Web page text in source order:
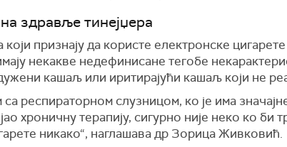
здравље тинејџера
који признају да користе електронске
некакве недефинисане тегобе
кашаљ или иритирајући кашаљ који не
респираторном слузницом, ко је има
хроничну терапију, сигурно није неко ко би
никако“, наглашава др Зорица Живковић.